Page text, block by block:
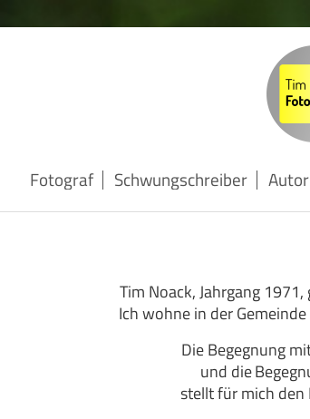
Fotograf Schwungschreiber Autor
Ich wohne in der
Die Begegnung
und die
stellt für mich den